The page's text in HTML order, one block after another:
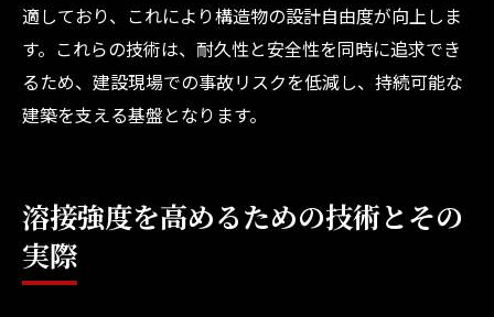
適しており、これにより構造物の設計自由度が向上しま
す。これらの技術は、耐久性と安全性を同時に追求でき
るため、建設現場での事故リスクを低減し、持続可能な
建築を支える基盤となります。
溶接強度を高めるための技術とその
実際